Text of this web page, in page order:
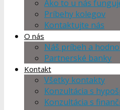
Ako to u nás
Príbehy kolegov
Kontaktujte nás
O nás
Náš príbeh a
Partnerské banky
Kontakt
Všetky kontakty
Konzultácia s
Konzultácia s